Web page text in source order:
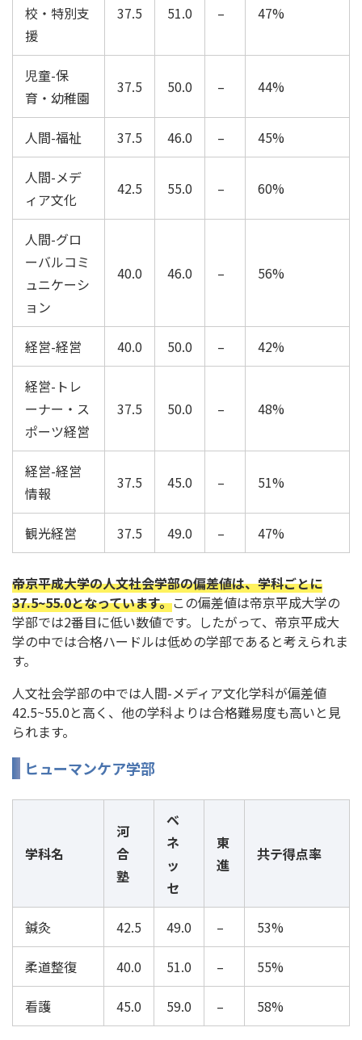
校・特別支
援
37.5 51.0 – 47%
児童-保
育・幼稚園
37.5 50.0 – 44%
人間-福祉 37.5 46.0 – 45%
人間-メデ
ィア文化
42.5 55.0 – 60%
人間-グロ
ーバルコミ
ュニケーシ
ョン
40.0 46.0 – 56%
経営-経営 40.0 50.0 – 42%
経営-トレ
ーナー・ス
ポーツ経営
37.5 50.0 – 48%
経営-経営
情報
37.5 45.0 – 51%
観光経営 37.5 49.0 – 47%
帝京平成大学の人文社会学部の偏差値は、学科ごとに
37.5~55.0となっています。この偏差値は帝京平成大学の
学部では2番目に低い数値です。したがって、帝京平成大
学の中では合格ハードルは低めの学部であると考えられま
す。
人文社会学部の中では人間-メディア文化学科が偏差値
42.5~55.0と高く、他の学科よりは合格難易度も高いと見
られます。
ヒューマンケア学部
学科名
河
合
塾
ベ
ネ
ッ
セ
東
進
共テ得点率
鍼灸 42.5 49.0 – 53%
柔道整復 40.0 51.0 – 55%
看護 45.0 59.0 – 58%